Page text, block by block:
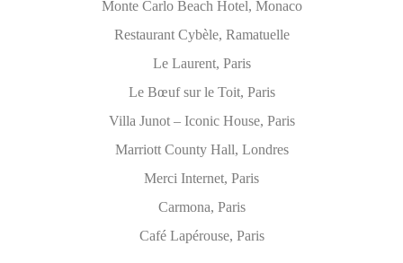
Monte Carlo Beach Hotel, Monaco
Restaurant Cybèle, Ramatuelle
Le Laurent, Paris
Le Bœuf sur le Toit, Paris
Villa Junot – Iconic House, Paris
Marriott County Hall, Londres
Merci Internet, Paris
Carmona, Paris
Café Lapérouse, Paris